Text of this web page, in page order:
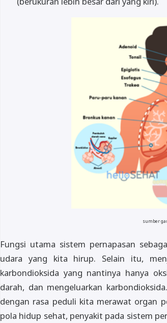
sumber
Fungsi utama sistem pernapasan
udara yang kita hirup. Selain itu,
karbondioksida yang nantinya hanya
darah, dan mengeluarkan
dengan rasa peduli kita merawat organ
pola hidup sehat, penyakit pada sistem